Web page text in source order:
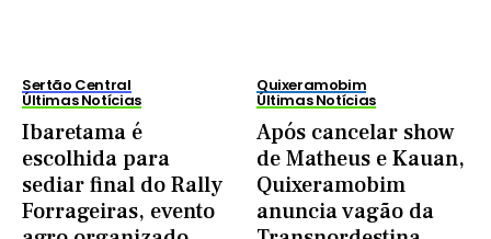
Sertão Central
Últimas Notícias
Ibaretama é
escolhida para
sediar final do Rally
Forrageiras, evento
Quixeramobim
Últimas Notícias
Após cancelar show
de Matheus e Kauan,
Quixeramobim
anuncia vagão da